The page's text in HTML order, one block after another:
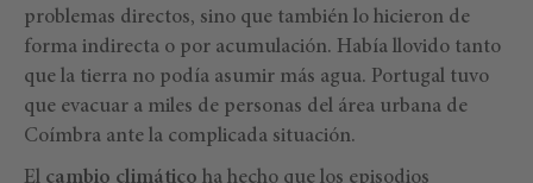
problemas directos, sino que también lo hicieron de
forma indirecta o por acumulación. Había llovido tanto
que la tierra no podía asumir más agua. Portugal tuvo
que evacuar a miles de personas del área urbana de
Coímbra ante la complicada situación.
El cambio climático ha hecho que los episodios